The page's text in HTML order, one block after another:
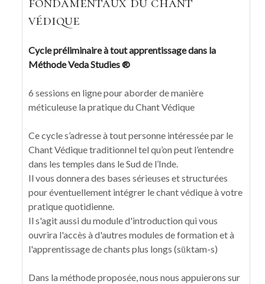
védique
Cycle préliminaire à tout apprentissage dans la
Méthode Veda Studies ®
6 sessions en ligne pour aborder de manière
méticuleuse la pratique du Chant Védique
Ce cycle s’adresse à tout personne intéressée par le
Chant Védique traditionnel tel qu’on peut l’entendre
dans les temples dans le Sud de l’Inde.
Il vous donnera des bases sérieuses et structurées
pour éventuellement intégrer le chant védique à votre
pratique quotidienne.
Il s'agit aussi du module d'introduction qui vous
ouvrira l'accès à d'autres modules de formation et à
l'apprentissage de chants plus longs (sūktam-s)
Dans la méthode proposée, nous nous appuierons sur